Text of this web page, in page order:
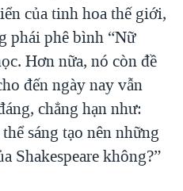
của tinh hoa thế giới,
phái phê bình “Nữ
Hơn nữa, nó còn đề
đến ngày nay vẫn
chẳng hạn như:
sáng tạo nên những
Shakespeare không?”